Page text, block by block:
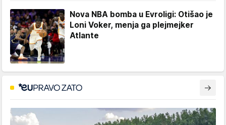
Nova NBA bomba u Evroligi: Otišao je
Loni Voker, menja ga plejmejker
Atlante